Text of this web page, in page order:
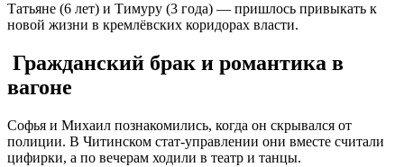
Татьяне (6 лет) и Тимуру (3 года) — пришлось привыкать к
новой жизни в кремлёвских коридорах власти.
Гражданский брак и романтика в
вагоне
Софья и Михаил познакомились, когда он скрывался от
полиции. В Читинском стат-управлении они вместе считали
цифирки, а по вечерам ходили в театр и танцы.